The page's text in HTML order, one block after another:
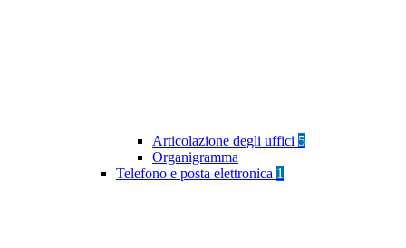
Articolazione degli uffici 5
Organigramma
Telefono e posta elettronica 1